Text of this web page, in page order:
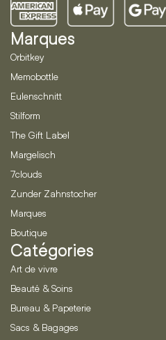
Marques
Orbitkey
Memobottle
Eulenschnitt
Stilform
The Gift Label
Margelisch
7clouds
Zunder Zahnstocher
Marques
Boutique
Catégories
Art de vivre
Beauté & Soins
Bureau & Papeterie
Sacs & Bagages